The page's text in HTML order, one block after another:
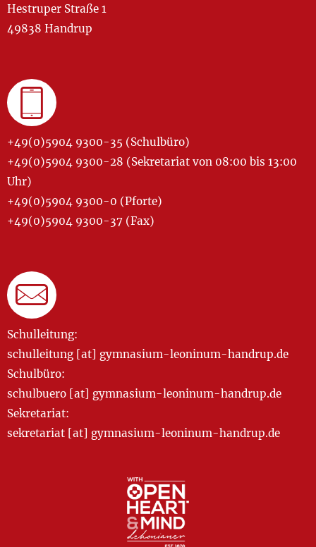
Hestruper Straße 1
49838 Handrup
+49(0)5904 9300-35 (Schulbüro)
+49(0)5904 9300-28 (Sekretariat von 08:00 bis 13:00
Uhr)
+49(0)5904 9300-0 (Pforte)
+49(0)5904 9300-37 (Fax)
Schulleitung:
schulleitung [at] gymnasium-leoninum-handrup.de
Schulbüro:
schulbuero [at] gymnasium-leoninum-handrup.de
Sekretariat:
sekretariat [at] gymnasium-leoninum-handrup.de